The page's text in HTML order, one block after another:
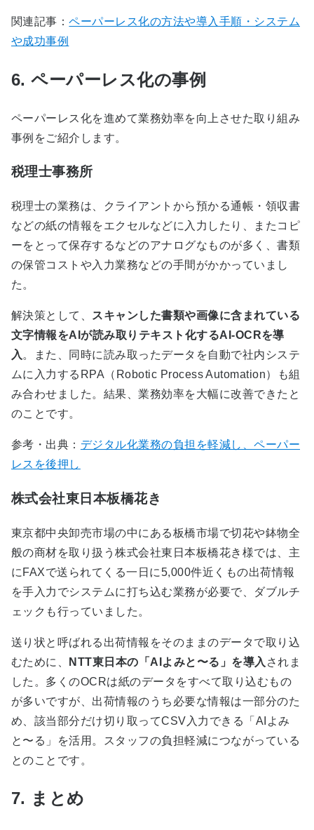
関連記事：ペーパーレス化の方法や導入手順・システム
や成功事例
6. ペーパーレス化の事例
ペーパーレス化を進めて業務効率を向上させた取り組み
事例をご紹介します。
税理士事務所
税理士の業務は、クライアントから預かる通帳・領収書
などの紙の情報をエクセルなどに入力したり、またコピ
ーをとって保存するなどのアナログなものが多く、書類
の保管コストや入力業務などの手間がかかっていまし
た。
解決策として、 スキャンした書類や画像に含まれている
文字情報をAIが読み取りテキスト化するAI-OCRを導
入 。また、同時に読み取ったデータを自動で社内システ
ムに入力するRPA（Robotic Process Automation）も組
み合わせました。結果、業務効率を大幅に改善できたと
のことです。
参考・出典： デジタル化業務の負担を軽減し、ペーパー
レスを後押し
株式会社東日本板橋花き
東京都中央卸売市場の中にある板橋市場で切花や鉢物全
般の商材を取り扱う株式会社東日本板橋花き様では、主
に FAXで送られてくる一日に5,000件近くもの出荷情報
を手入力でシステムに打ち込む業務が必要で、ダブルチ
ェックも行っていました。
送り状と呼ばれる出荷情報をそのままのデータで取り込
むために、
NTT東日本の「 AI よみと〜る」を導入 されま
した。多くのOCRは紙のデータをすべて取り込むもの
が多いですが、出荷情報のうち必要な情報は一部分のた
め、該当部分だけ切り取ってCSV 入力できる「 AI よみ
と〜る」を活用。スタッフの負担軽減につながっている
とのことです。
7. まとめ